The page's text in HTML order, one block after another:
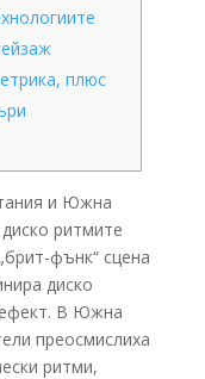
плюс
и Южна
ритмите
фънк“ сцена
диско
ефект. В Южна
преосмислиха
ритми,